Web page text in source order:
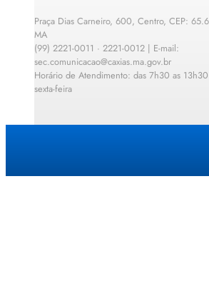
Praça Dias Carneiro, 600, Centro, CEP:
MA
(99) 2221-0011 · 2221-0012 | E-mail:
sec.comunicacao@caxias.ma.gov.br
Horário de Atendimento: das 7h30 as
sexta-feira